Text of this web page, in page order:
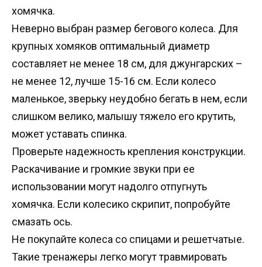
хомячка.
Неверно выбран размер бегового колеса. Для
крупных хомяков оптимальный диаметр
составляет не менее 18 см, для джунгарских –
не менее 12, лучше 15-16 см. Если колесо
маленькое, зверьку неудобно бегать в нем, если
слишком велико, малышу тяжело его крутить,
может уставать спинка.
Проверьте надежность крепления конструкции.
Раскачивание и громкие звуки при ее
использовании могут надолго отпугнуть
хомячка. Если колесико скрипит, попробуйте
смазать ось.
Не покупайте колеса со спицами и решетчатые.
Такие тренажеры легко могут травмировать